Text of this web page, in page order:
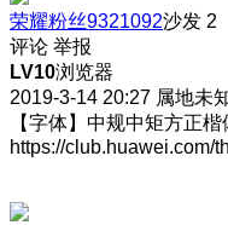
荣耀粉丝9321092沙发 2
评论 举报
LV10浏览器
2019-3-14 20:27 属地未
【字体】中规中矩方正
https://club.huawei.com/